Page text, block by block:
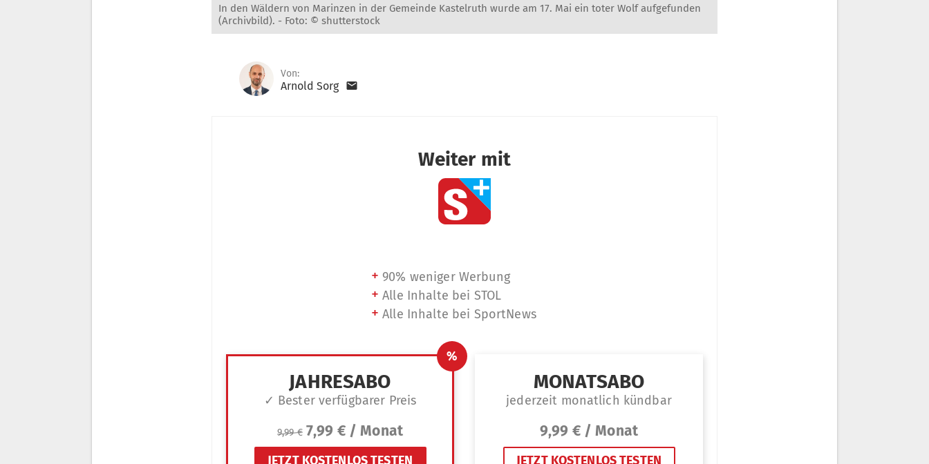
In den Wäldern von Marinzen in der Gemeinde Kastelruth wurde am 17. Mai ein toter Wolf aufgefunden
(Archivbild). - Foto: © shutterstock
Von:
Arnold Sorg